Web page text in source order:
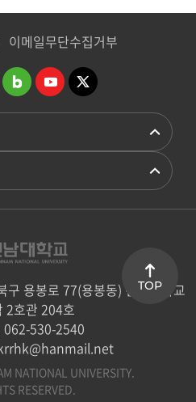
이메일무단수집거부
구 용봉로 77(용봉동) 전남대학교
2호관 204호
062-530-2540
NATIONAL UNIVERSITY.
RESERVED.
TOP